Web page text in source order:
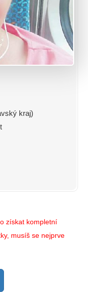
kraj)
získat kompletní
musíš se nejprve